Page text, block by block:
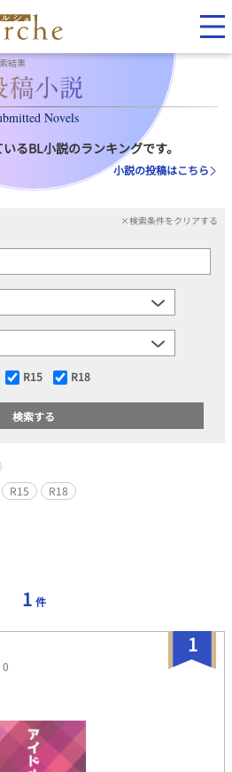
結果
Novels
るBL小説のランキングです。
小説の投稿はこちら
×検索条件をクリアする
R15 R18
R15 R18
1 件
1